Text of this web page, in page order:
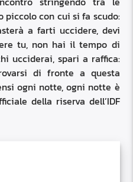
con cui si fa scudo:
a farti uccidere, devi
tu, non hai il tempo di
ucciderai, spari a raffica:
di fronte a questa
ogni notte, ogni notte è
della riserva dell’IDF